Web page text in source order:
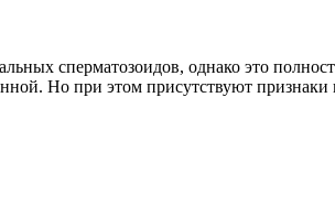
сперматозоидов, однако это
Но при этом присутствуют признаки